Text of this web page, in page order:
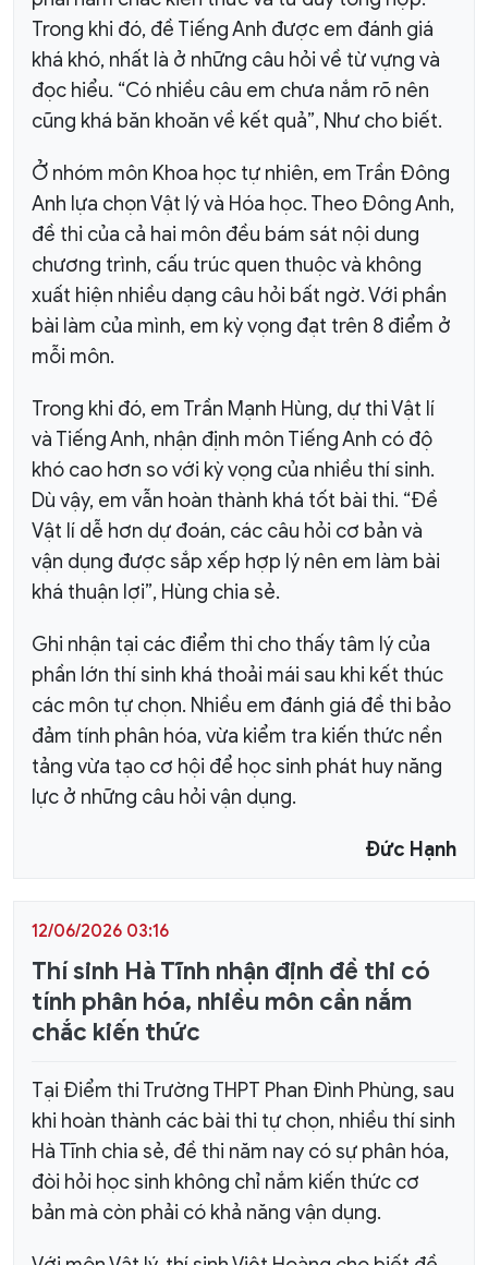
Trong khi đó, đề Tiếng Anh được em đánh giá
khá khó, nhất là ở những câu hỏi về từ vựng và
đọc hiểu. “Có nhiều câu em chưa nắm rõ nên
cũng khá băn khoăn về kết quả”, Như cho biết.
Ở nhóm môn Khoa học tự nhiên, em Trần Đông
Anh lựa chọn Vật lý và Hóa học. Theo Đông Anh,
đề thi của cả hai môn đều bám sát nội dung
chương trình, cấu trúc quen thuộc và không
xuất hiện nhiều dạng câu hỏi bất ngờ. Với phần
bài làm của mình, em kỳ vọng đạt trên 8 điểm ở
mỗi môn.
Trong khi đó, em Trần Mạnh Hùng, dự thi Vật lí
và Tiếng Anh, nhận định môn Tiếng Anh có độ
khó cao hơn so với kỳ vọng của nhiều thí sinh.
Dù vậy, em vẫn hoàn thành khá tốt bài thi. “Đề
Vật lí dễ hơn dự đoán, các câu hỏi cơ bản và
vận dụng được sắp xếp hợp lý nên em làm bài
khá thuận lợi”, Hùng chia sẻ.
Ghi nhận tại các điểm thi cho thấy tâm lý của
phần lớn thí sinh khá thoải mái sau khi kết thúc
các môn tự chọn. Nhiều em đánh giá đề thi bảo
đảm tính phân hóa, vừa kiểm tra kiến thức nền
tảng vừa tạo cơ hội để học sinh phát huy năng
lực ở những câu hỏi vận dụng.
Đức Hạnh
12/06/2026 03:16
Thí sinh Hà Tĩnh nhận định đề thi có
tính phân hóa, nhiều môn cần nắm
chắc kiến thức
​Tại Điểm thi Trường THPT Phan Đình Phùng, sau
khi hoàn thành các bài thi tự chọn, nhiều thí sinh
Hà Tĩnh chia sẻ, đề thi năm nay có sự phân hóa,
đòi hỏi học sinh không chỉ nắm kiến thức cơ
bản mà còn phải có khả năng vận dụng.